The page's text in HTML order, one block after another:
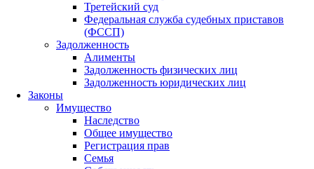
Третейский суд
Федеральная служба судебных приставов
(ФССП)
Задолженность
Алименты
Задолженность физических лиц
Задолженность юридических лиц
Законы
Имущество
Наследство
Общее имущество
Регистрация прав
Семья